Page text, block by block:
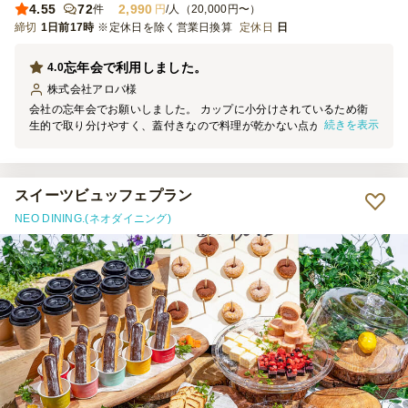
4.55
72件 2,990 円/人（20,000円〜）
締切 1日前17時 ※定休日を除く営業日換算 定休日 日
忘年会で利用しました。
4.0
株式会社アロバ様
会社の忘年会でお願いしました。 カップに小分けされているため衛
生的で取り分けやすく、蓋付きなので料理が乾かない点が良かったで
続きを表示
スイーツビュッフェプラン
NEO DINING.(ネオダイニング)